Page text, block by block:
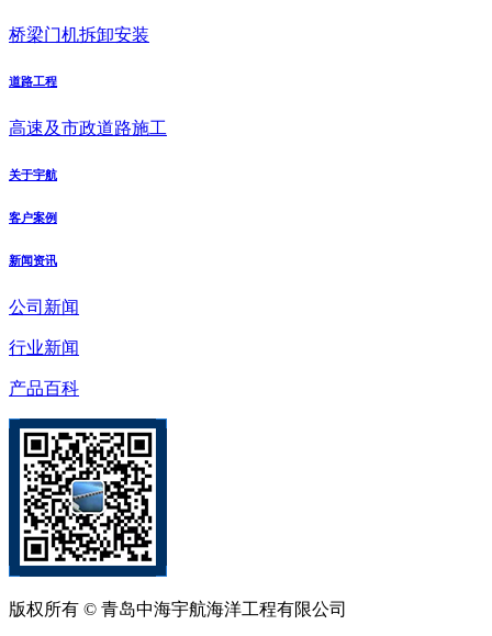
桥梁门机拆卸安装
道路工程
高速及市政道路施工
关于宇航
客户案例
新闻资讯
公司新闻
行业新闻
产品百科
版权所有 © 青岛中海宇航海洋工程有限公司